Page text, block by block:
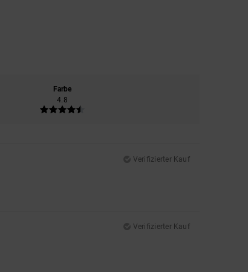
Farbe
4.8
Verifizierter Kauf
Verifizierter Kauf